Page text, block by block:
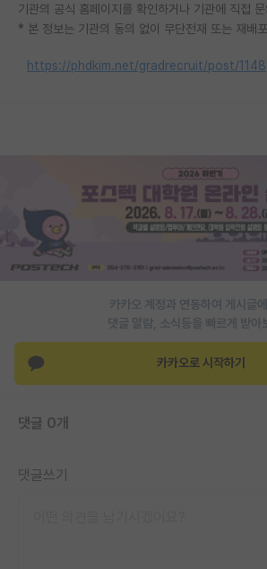
기관의 공식 홈페이지를 확인하거나 기관에 직접
* 본 정보는 기관의 동의 없이 무단전재 또는 재배
https://phdkim.net/gradrecruit/post/1148
카카오 계정과 연동하여 게시글
댓글 알람, 소식등을 빠르게 받아
카카오로 시작하기
댓글 0개
댓글쓰기